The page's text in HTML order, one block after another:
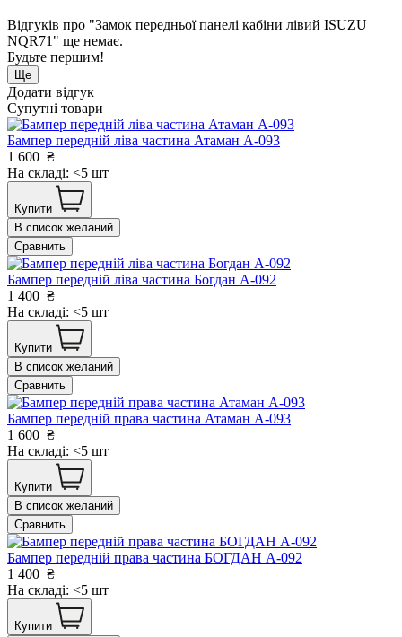
Відгуків про "Замок передньої панелі кабіни лівий ISUZU
NQR71" ще немає.
Будьте першим!
Ще
Додати відгук
Супутні товари
Бампер передній ліва частина Атаман А-093
1 600 ₴
На складі: <5 шт
Купити
В список желаний
Сравнить
Бампер передній ліва частина Богдан А-092
1 400 ₴
На складі: <5 шт
Купити
В список желаний
Сравнить
Бампер передній права частина Атаман А-093
1 600 ₴
На складі: <5 шт
Купити
В список желаний
Сравнить
Бампер передній права частина БОГДАН А-092
1 400 ₴
На складі: <5 шт
Купити